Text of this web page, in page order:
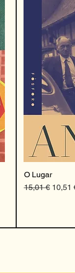
O Lugar
Preço normal
15,01 € Preço
10,51